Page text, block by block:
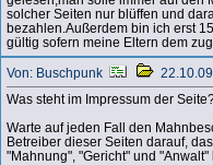
solcher Seiten nur blüffen und
bezahlen.Außerdem bin ich erst
gültig sofern meine Eltern dem
Von: Buschpunk
Was steht im Impressum der
Warte auf jeden Fall den
Betreiber dieser Seiten darauf,
"Mahnung", "Gericht" und "Anwalt"